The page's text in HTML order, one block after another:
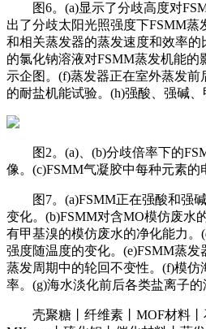
图6。(a)显示了分歧高度对
出了分歧太阳光照强度下FSMM蒸
和相关蒸发器的蒸发速度和效率的
的氯化钠溶液对FSMM蒸发机能的
示企图。(f)蒸发器正在室外蒸发前
的耐盐机能试验。(h)强酸、强碱、
图2。(a)、(b)分歧倍率下的
像。(c)FSMM气凝胶中每种元素的
图7。(a)FSMM正在强酸和强碱
变化。(b)FSMM对含MO模仿废水
有甲基溴的模仿废水的净化能力。
强度随温度的变化。(e)FSMM蒸
蒸发周期中的轮回不变性。(f)模仿
率。(g)海水淡化前后各类盐离子的
壳聚糖丨纤维素丨MOF材料丨